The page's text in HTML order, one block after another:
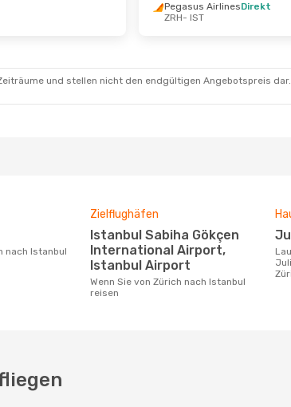
- Do., 20. Aug.
IST
- ZRH
Pegasus AirlinesDirekt
ZRH- IST
und stellen nicht den endgültigen Angebotspreis
nach Istanbul
Zielflughäfen
Istanbul Sabiha Gökçen
International Airport,
Istanbul Airport
Wenn Sie von Zürich nach Istanbul
reisen
Laut Suchanfragen unserer Kunden ist